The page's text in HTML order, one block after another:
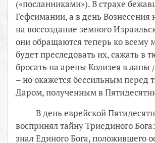
(«посланниками»). В страхе
Гефсимании, а в день Вознесения
на воссоздание земного
они обращаются теперь ко всему
будет преследовать их, сажать в
бросать на арены Колизея в лапы
– но окажется бессильным перед
Даром, полученным в
В день еврейской
воспринял тайну Триединого
знал Единого Бога, положившего